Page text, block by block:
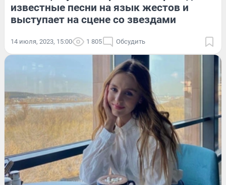
известные песни на язык жестов и
выступает на сцене со звездами
14 июля, 2023, 15:00 1 805 Обсудить